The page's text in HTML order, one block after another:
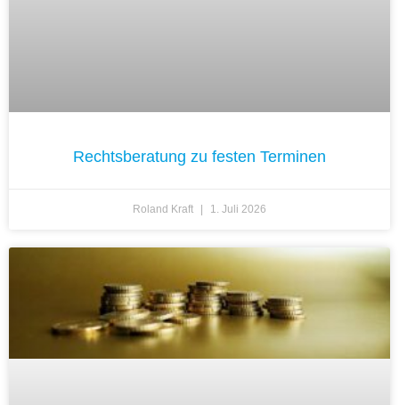
Rechtsberatung zu festen Terminen
Roland Kraft 1. Juli 2026